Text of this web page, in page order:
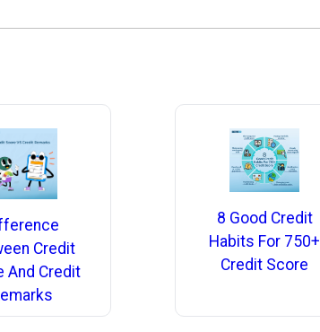
Credit
And Credit
8 Good Credit
Habits For 750+
Credit Score